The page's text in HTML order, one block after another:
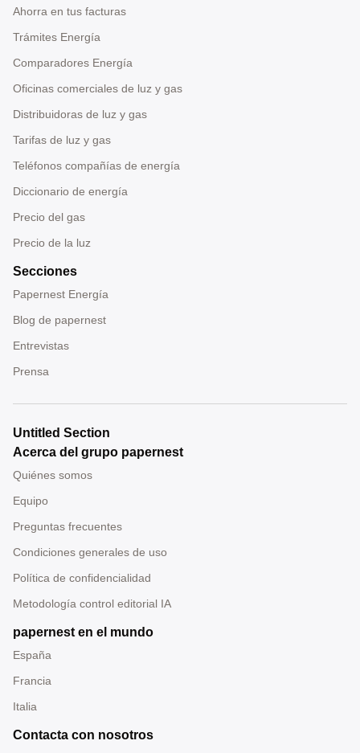
Ahorra en tus facturas
Trámites Energía
Comparadores Energía
Oficinas comerciales de luz y gas
Distribuidoras de luz y gas
Tarifas de luz y gas
Teléfonos compañías de energía
Diccionario de energía
Precio del gas
Precio de la luz
Secciones
Papernest Energía
Blog de papernest
Entrevistas
Prensa
Untitled Section
Acerca del grupo papernest
Quiénes somos
Equipo
Preguntas frecuentes
Condiciones generales de uso
Política de confidencialidad
Metodología control editorial IA
papernest en el mundo
España
Francia
Italia
Contacta con nosotros